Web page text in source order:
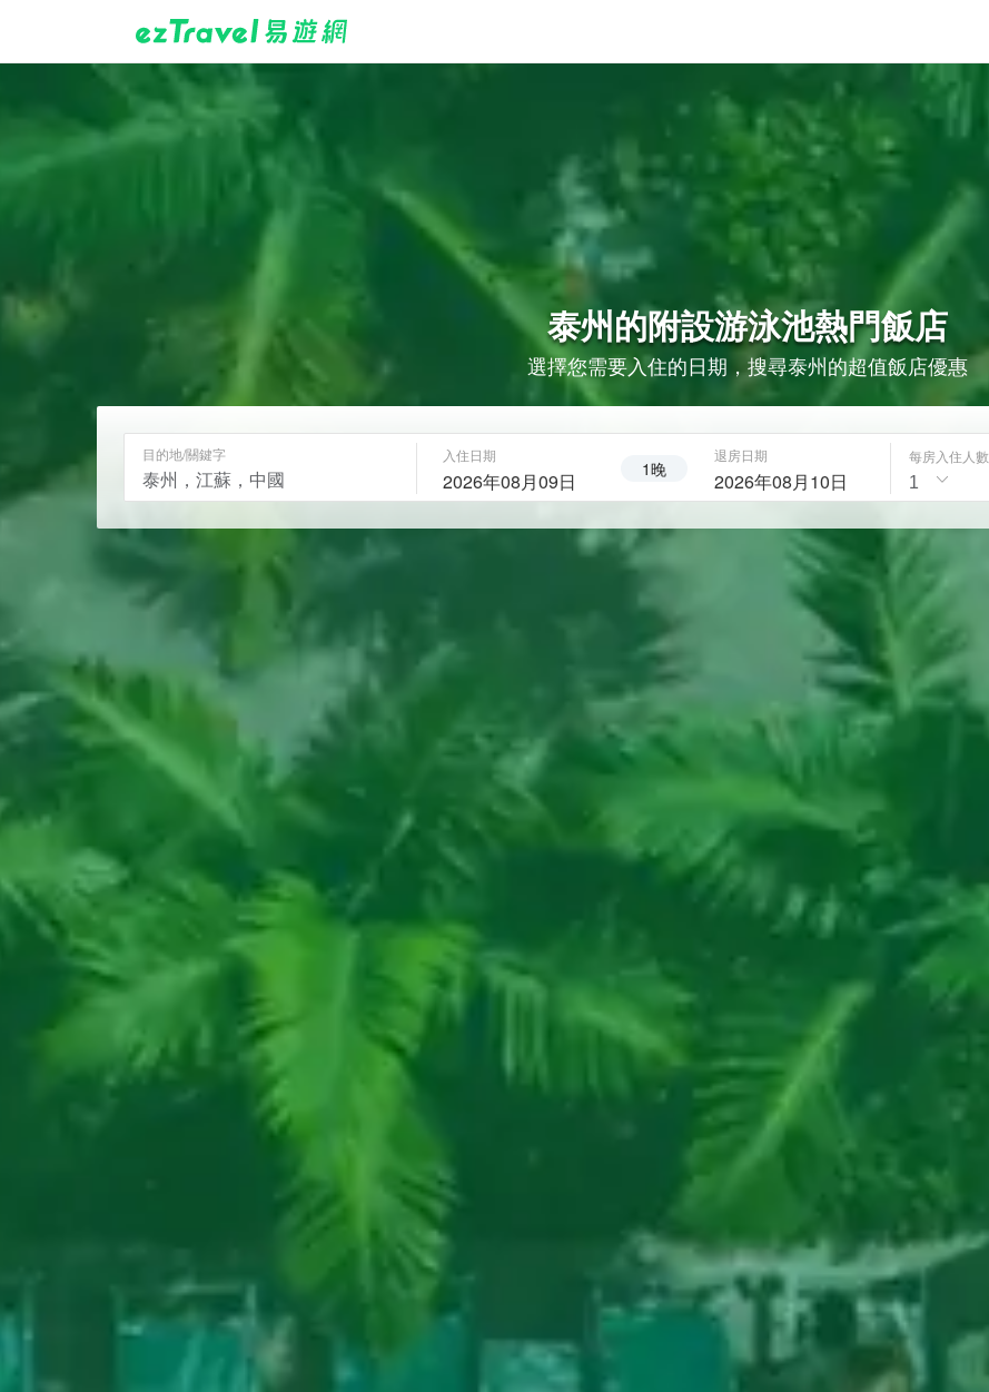
泰州的附設游泳池熱門飯店
選擇您需要入住的日期，搜尋泰州的超值飯店優惠
目的地/關鍵字 入住日期
2026年08月09日 1晚
退房日期
2026年08月10日
每房入住人數